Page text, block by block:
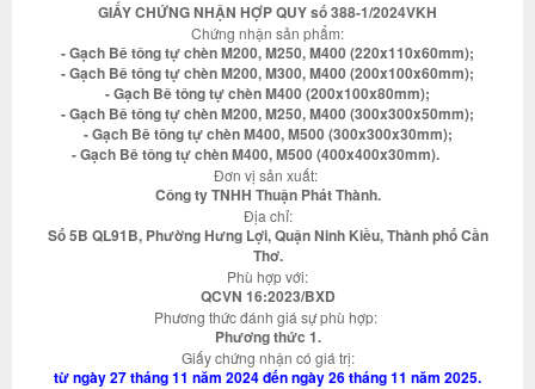
GIẤY CHỨNG NHẬN HỢP QUY số 388-1/2024VKH
Chứng nhận sản phẩm:
- Gạch Bê tông tự chèn M200, M250, M400 (220x110x60mm);
- Gạch Bê tông tự chèn M200, M300, M400 (200x100x60mm);
- Gạch Bê tông tự chèn M400 (200x100x80mm);
- Gạch Bê tông tự chèn M200, M250, M400 (300x300x50mm);
- Gạch Bê tông tự chèn M400, M500 (300x300x30mm);
- Gạch Bê tông tự chèn M400, M500 (400x400x30mm).
Đơn vị sản xuất:
Công ty TNHH Thuận Phát Thành.
Địa chỉ:
Số 5B QL91B, Phường Hưng Lợi, Quận Ninh Kiều, Thành phố Cần
Thơ.
Phù hợp với:
QCVN 16:2023/BXD
Phương thức đánh giá sự phù hợp:
Phương thức 1.
Giấy chứng nhận có giá trị:
từ ngày 27 tháng 11 năm 2024 đến ngày 26 tháng 11 năm 2025.